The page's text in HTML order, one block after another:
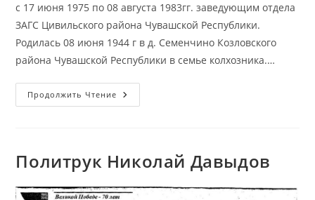
с 17 июня 1975 по 08 августа 1983гг. заведующим отдела
ЗАГС Цивильского района Чувашской Республики.
Родилась 08 июня 1944 г в д. Семенчино Козловского
района Чувашской Республики в семье колхозника.…
Продолжить Чтение Васильева
Алевтина
Политрук Николай Давыдов